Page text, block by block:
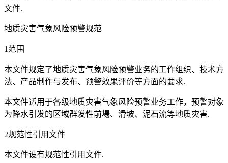
文件.
地质灾害气象风险预警规范
1范围
本文件规定了地质灾害气象风险预警业务的工作组织、技术方
法、产品制作与发布、预警效果评价等方面的要求.
本文件适用于各级地质灾害气象风险预警业务工作，预警对象
为降水引发的区域群发性前場、滑坡、泥石流等地质灾害.
2规范性引用文件
本文件设有规范性引用文件.